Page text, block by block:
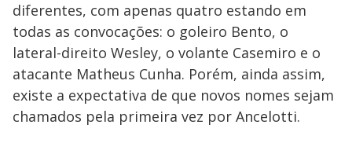
diferentes, com apenas quatro estando em
todas as convocações: o goleiro Bento, o
lateral-direito Wesley, o volante Casemiro e o
atacante Matheus Cunha. Porém, ainda assim,
existe a expectativa de que novos nomes sejam
chamados pela primeira vez por Ancelotti.